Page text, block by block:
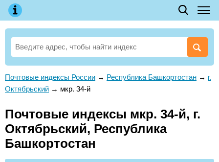
Почтовые индексы России → Республика Башкортостан → г.
Октябрьский → мкр. 34-й
Почтовые индексы мкр. 34-й, г.
Октябрьский, Республика
Башкортостан